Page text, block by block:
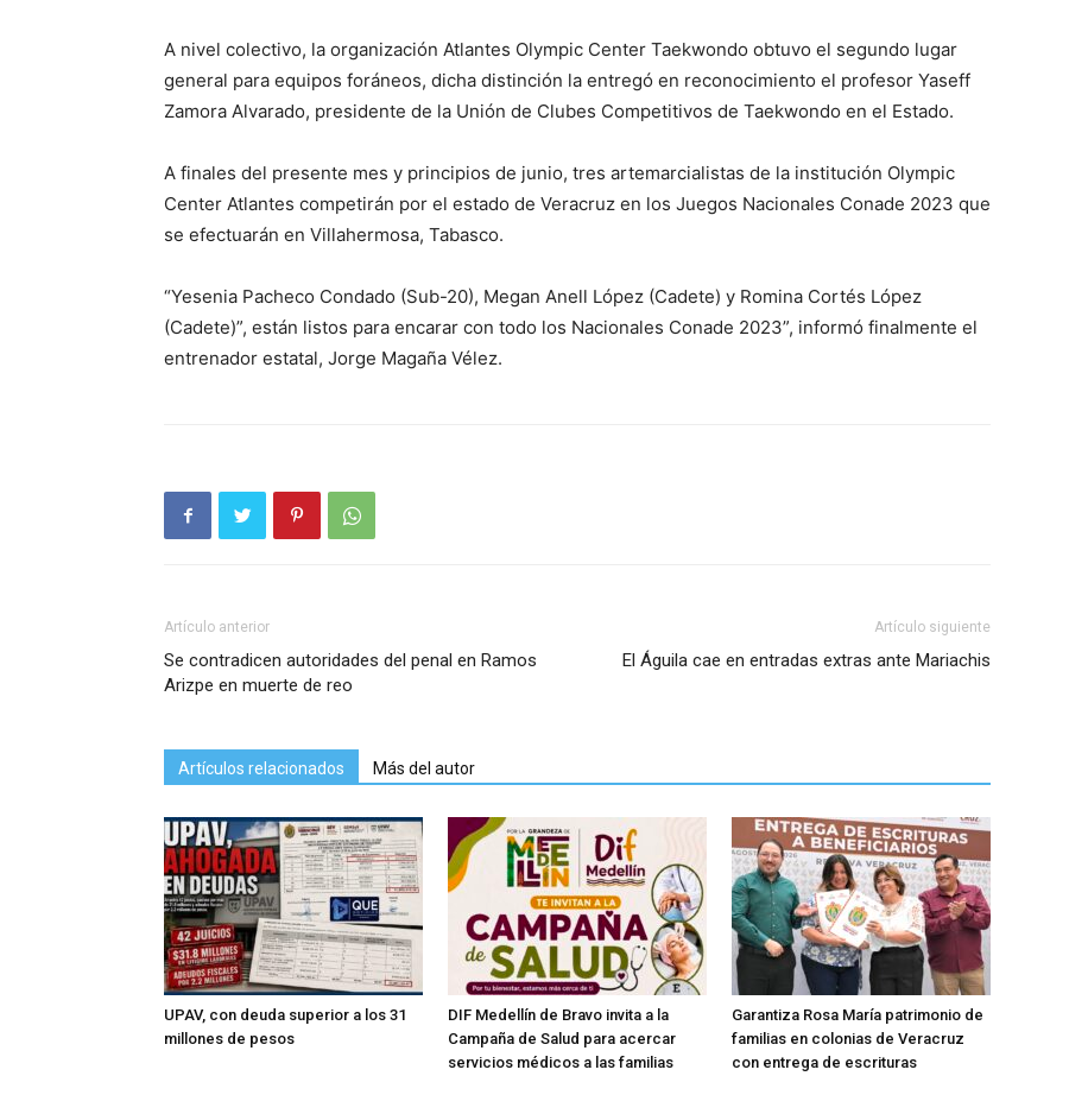
A nivel colectivo, la organización Atlantes Olympic Center Taekwondo obtuvo el segundo lugar
general para equipos foráneos, dicha distinción la entregó en reconocimiento el profesor Yaseff
Zamora Alvarado, presidente de la Unión de Clubes Competitivos de Taekwondo en el Estado.
A finales del presente mes y principios de junio, tres artemarcialistas de la institución Olympic
Center Atlantes competirán por el estado de Veracruz en los Juegos Nacionales Conade 2023 que
se efectuarán en Villahermosa, Tabasco.
“Yesenia Pacheco Condado (Sub-20), Megan Anell López (Cadete) y Romina Cortés López
(Cadete)”, están listos para encarar con todo los Nacionales Conade 2023”, informó finalmente el
entrenador estatal, Jorge Magaña Vélez.
Artículo anterior
Se contradicen autoridades del penal en Ramos
Arizpe en muerte de reo
Artículo siguiente
El Águila cae en entradas extras ante Mariachis
Artículos relacionados Más del autor
UPAV, con deuda superior a los 31
millones de pesos
DIF Medellín de Bravo invita a la
Campaña de Salud para acercar
servicios médicos a las familias
Garantiza Rosa María patrimonio de
familias en colonias de Veracruz
con entrega de escrituras